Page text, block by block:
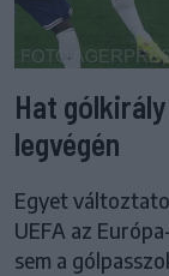
Hat
legvégén
Egyet
UEFA az
sem a